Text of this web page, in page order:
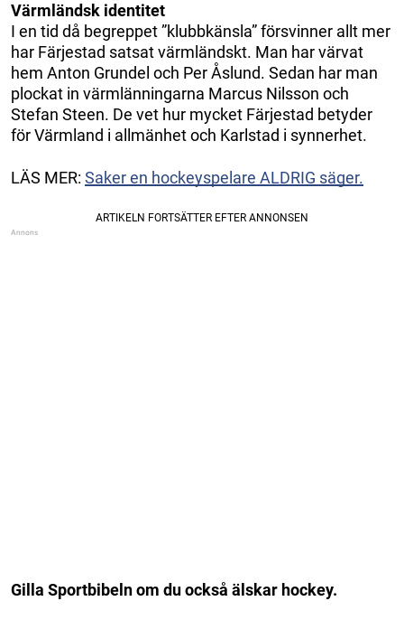
Värmländsk identitet
I en tid då begreppet ”klubbkänsla” försvinner allt mer
har Färjestad satsat värmländskt. Man har värvat
hem Anton Grundel och Per Åslund. Sedan har man
plockat in värmlänningarna Marcus Nilsson och
Stefan Steen. De vet hur mycket Färjestad betyder
för Värmland i allmänhet och Karlstad i synnerhet.
LÄS MER: Saker en hockeyspelare ALDRIG säger.
Gilla Sportbibeln om du också älskar hockey.